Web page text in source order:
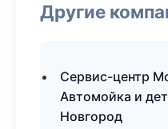
Другие
Сервис-центр
Автомойка и
Новгород